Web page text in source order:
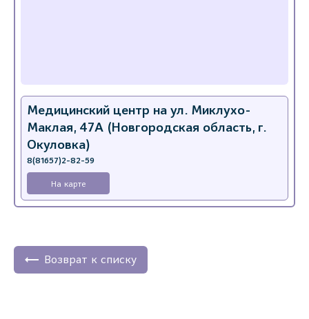
Медицинский центр на ул. Миклухо-
Маклая, 47А (Новгородская область, г.
Окуловка)
8(81657)2-82-59
На карте
Возврат к списку